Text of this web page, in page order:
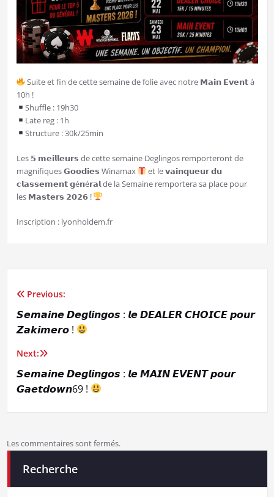
Suite et fin de cette semaine de folie avec notre 𝗠𝗮𝗶𝗻 𝗘𝘃𝗲𝗻𝘁 à
10h !
Shuffle : 19h30
Late reg : 1h
Structure : 30k/25min
Les 𝟱 𝗺𝗲𝗶𝗹𝗹𝗲𝘂𝗿𝘀 de cette semaine Deglingos remporteront de
magnifiques 𝗚𝗼𝗼𝗱𝗶𝗲𝘀 Winamax
et le 𝘃𝗮𝗶𝗻𝗾𝘂𝗲𝘂𝗿 𝗱𝘂
𝗰𝗹𝗮𝘀𝘀𝗲𝗺𝗲𝗻𝘁 𝗴é𝗻é𝗿𝗮𝗹 de la Semaine remportera sa place pour
les 𝗠𝗮𝘀𝘁𝗲𝗿𝘀 𝟮𝟬𝟮𝟲 !
Inscription : lyonholdem.fr
Navigation
de
l’article
Previous:
𝙎𝙚𝙢𝙖𝙞𝙣𝙚 𝘿𝙚𝙜𝙡𝙞𝙣𝙜𝙤𝙨 : 𝙡𝙚 𝘿𝙀𝘼𝙇𝙀𝙍 𝘾𝙃𝙊𝙄𝘾𝙀 𝙥𝙤𝙪𝙧
𝙕𝙖𝙠𝙞𝙢𝙚𝙧𝙤 !
Next:
𝙎𝙚𝙢𝙖𝙞𝙣𝙚 𝘿𝙚𝙜𝙡𝙞𝙣𝙜𝙤𝙨 : 𝙡𝙚 𝙈𝘼𝙄𝙉 𝙀𝙑𝙀𝙉𝙏 𝙥𝙤𝙪𝙧
𝙂𝙖𝙚𝙩𝙙𝙤𝙬𝙣69 !
Les commentaires sont fermés.
Recherche